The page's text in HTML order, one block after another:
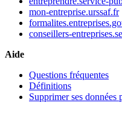
mon-entreprise.urssaf.fr
conseillers-
Aide
Questions fréquentes
Définitions
Supprimer ses données